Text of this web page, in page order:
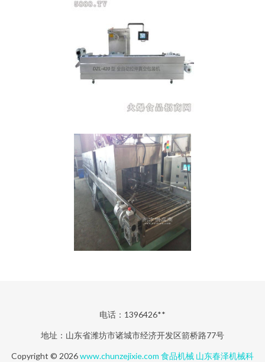
电话：1396426**
地址：山东省潍坊市诸城市经济开发区箭桥路77号
Copyright © 2026www.chunzejixie.com 食品机械 山东春泽机械科